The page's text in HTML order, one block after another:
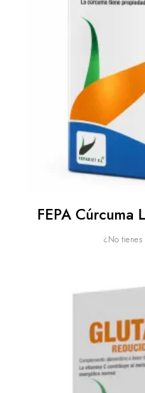
FEPA Cúrcuma
¿No tienes